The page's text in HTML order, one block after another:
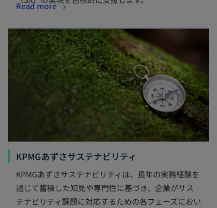
Read more
KPMGあずさサステナビリティ
KPMGあずさサステナビリティは、長年の実務経験を
通じて蓄積した知見や専門性に基づき、企業がサス
テナビリティ課題に対応するための各フェーズにおい